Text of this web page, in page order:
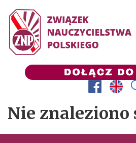
Facebook
Prezes
Nie znaleziono